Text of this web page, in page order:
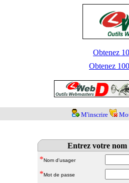
Obtenez
Obtenez
M'inscrire
Entrez votre nom
*Nom d'usager
*Mot de passe